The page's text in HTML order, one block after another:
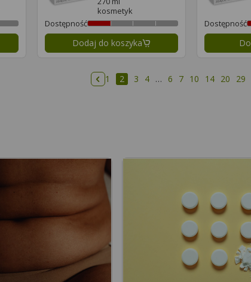
kosmetyk
Dostępność
Dodaj do koszyka
Dostępność
Poprzednia strona
1 2 3 4 … 6 7 10 14 20 29